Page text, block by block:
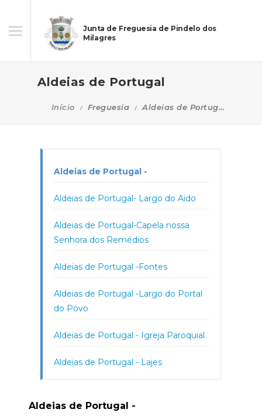
Junta de Freguesia de Pindelo dos
Milagres
Aldeias de Portugal
Início Freguesia Aldeias de Portugal
Aldeias de Portugal -
Aldeias de Portugal- Largo do Aido
Aldeias de Portugal-Capela nossa
Senhora dos Remédios
Aldeias de Portugal -Fontes
Aldeias de Portugal -Largo do Portal
do Povo
Aldeias de Portugal - Igreja Paroquial
Aldeias de Portugal - Lajes
Aldeias de Portugal -